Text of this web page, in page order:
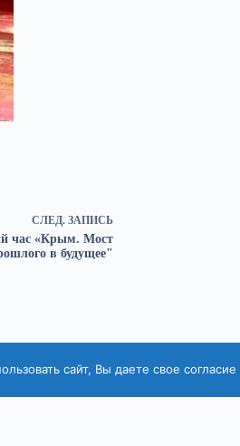
СЛЕД. ЗАПИСЬ
час «Крым. Мост
в будущее"
2025.
сайт, Вы даете свое